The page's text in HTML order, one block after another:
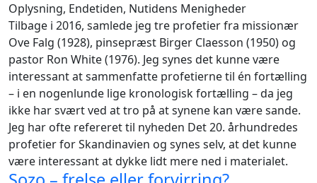
Oplysning, Endetiden, Nutidens Menigheder
Tilbage i 2016, samlede jeg tre profetier fra missionær
Ove Falg (1928), pinsepræst Birger Claesson (1950) og
pastor Ron White (1976). Jeg synes det kunne være
interessant at sammenfatte profetierne til én fortælling
– i en nogenlunde lige kronologisk fortælling – da jeg
ikke har svært ved at tro på at synene kan være sande.
Jeg har ofte refereret til nyheden Det 20. århundredes
profetier for Skandinavien og synes selv, at det kunne
være interessant at dykke lidt mere ned i materialet.